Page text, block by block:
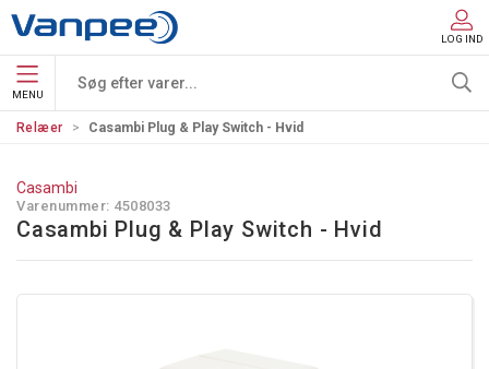
LOG IND
MENU
Relæer Casambi Plug & Play Switch - Hvid
Casambi
Varenummer: 4508033
Casambi Plug & Play Switch - Hvid